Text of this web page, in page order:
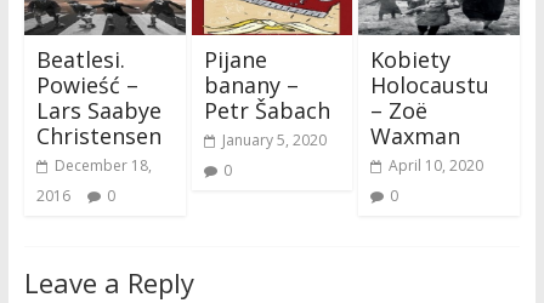
Beatlesi.
Powieść –
Lars Saabye
Christensen
December 18,
2016
0
Pijane
banany –
Petr Šabach
January 5, 2020
0
Kobiety
Holocaustu
– Zoë
Waxman
April 10, 2020
0
Leave a Reply